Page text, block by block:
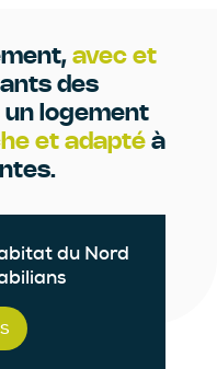
avec et
des
logement
et adapté à
du Nord